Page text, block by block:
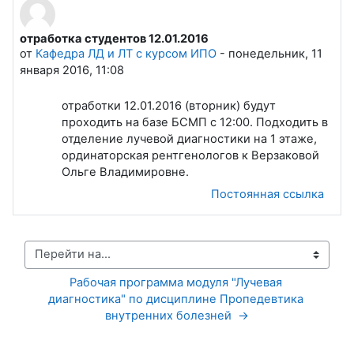
отработка студентов 12.01.2016
от Кафедра ЛД и ЛТ с курсом ИПО - понедельник, 11
января 2016, 11:08
Количество ответов: 0
отработки 12.01.2016 (вторник) будут
проходить на базе БСМП с 12:00. Подходить в
отделение лучевой диагностики на 1 этаже,
ординаторская рентгенологов к Верзаковой
Ольге Владимировне.
Постоянная ссылка
Перейти на...
Рабочая программа модуля "Лучевая
диагностика" по дисциплине Пропедевтика
внутренних болезней  →